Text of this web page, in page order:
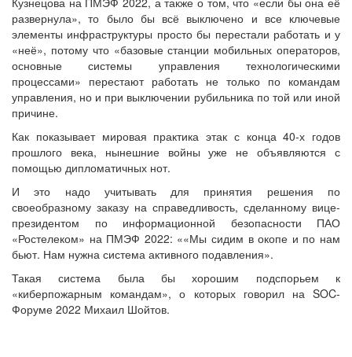
развернула», то было бы всё выключено и все ключевые
элементы инфраструктуры просто бы перестали работать и у
«неё», потому что «базовые станции мобильных операторов,
основные системы управления технологическими
процессами» перестают работать не только по командам
управления, но и при выключении рубильника по той или иной
причине.
Как показывает мировая практика этак с конца 40-х годов
прошлого века, нынешние войны уже не объявляются с
помощью дипломатичных нот.
И это надо учитывать для принятия решения по
своеобразному заказу на справедливость, сделанному вице-
президентом по информационной безопасности ПАО
«Ростелеком» на ПМЭФ 2022: ««Мы сидим в окопе и по нам
бьют. Нам нужна система активного подавления».
Такая система была бы хорошим подспорьем к
«киберпожарным командам», о которых говорил на SOC-
Форуме 2022 Михаил Шойтов.